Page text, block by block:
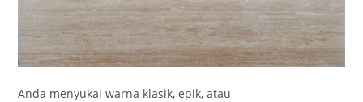
Anda menyukai warna klasik, epik, atau